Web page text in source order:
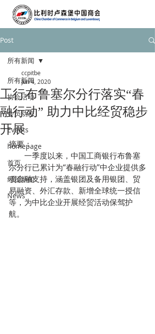
Post
所有新闻
协会活动
会员动态
Events
homepage
首页
经贸新闻
News
所有新闻
工行布鲁塞尔分行落实“春
融行动” 助力中比经贸稳步
开展
ccpitbe
Jun 4, 2020
摘要：
一季度以来，中国工商银行布鲁塞
尔分行已累计为“春融行动”中企业提供多
项金融支持，涵盖银团及备用银团、贸
易融资、外汇存款、新增全球统一授信
等，为中比企业开展经贸活动保驾护
航。